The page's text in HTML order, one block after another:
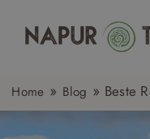
Inhalt
Home » Blog » Beste